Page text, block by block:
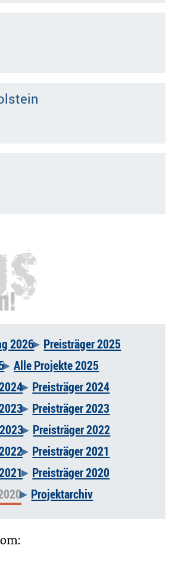
2026
Preisträger 2025
Alle Projekte 2025
Preisträger 2024
Preisträger 2023
Preisträger 2022
Preisträger 2021
Preisträger 2020
Projektarchiv